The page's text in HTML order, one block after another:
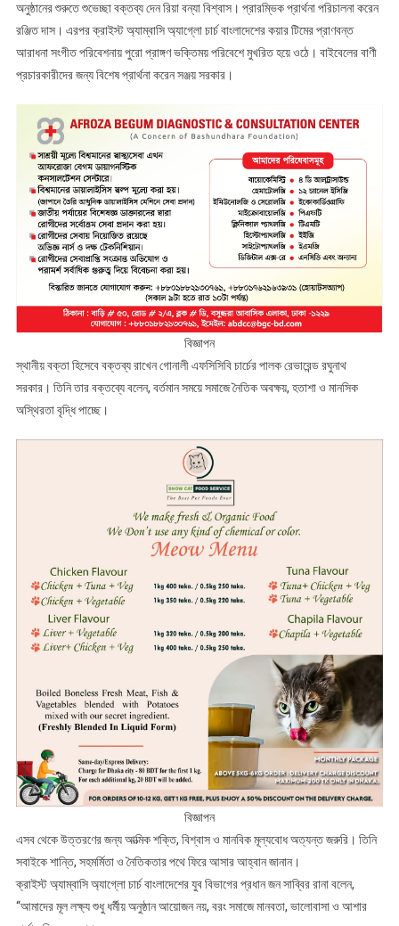
অনুষ্ঠানের শুরুতে শুভেচ্ছা বক্তব্য দেন রিয়া বন্যা বিশ্বাস। প্রারম্ভিক প্রার্থনা পরিচালনা করেন
রঞ্জিত দাস। এরপর ক্রাইস্ট অ্যাম্বাসি অ্যাগ্লো চার্চ বাংলাদেশের কয়ার টিমের প্রাণবন্ত
আরাধনা সংগীত পরিবেশনায় পুরো প্রাঙ্গণ ভক্তিময় পরিবেশে মুখরিত হয়ে ওঠে। বাইবেলের বাণী
প্রচারকারীদের জন্য বিশেষ প্রার্থনা করেন সঞ্জয় সরকার।
বিজ্ঞাপন
স্থানীয় বক্তা হিসেবে বক্তব্য রাখেন গোনালী এফসিসিবি চার্চের পালক রেভারেন্ড রঘুনাথ
সরকার। তিনি তার বক্তব্যে বলেন, বর্তমান সময়ে সমাজে নৈতিক অবক্ষয়, হতাশা ও মানসিক
অস্থিরতা বৃদ্ধি পাচ্ছে।
বিজ্ঞাপন
এসব থেকে উত্তরণের জন্য আত্মিক শক্তি, বিশ্বাস ও মানবিক মূল্যবোধ অত্যন্ত জরুরি। তিনি
সবাইকে শান্তি, সহমর্মিতা ও নৈতিকতার পথে ফিরে আসার আহ্বান জানান।
ক্রাইস্ট অ্যাম্বাসি অ্যাগ্লো চার্চ বাংলাদেশের যুব বিভাগের প্রধান জন সাব্বির রানা বলেন,
“আমাদের মূল লক্ষ্য শুধু ধর্মীয় অনুষ্ঠান আয়োজন নয়, বরং সমাজে মানবতা, ভালোবাসা ও আশার